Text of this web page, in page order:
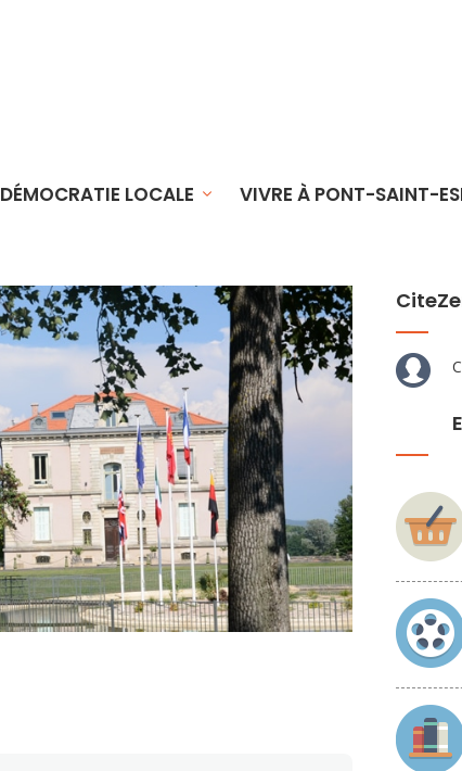
DÉMOCRATIE LOCALE VIVRE À PONT-SAINT-